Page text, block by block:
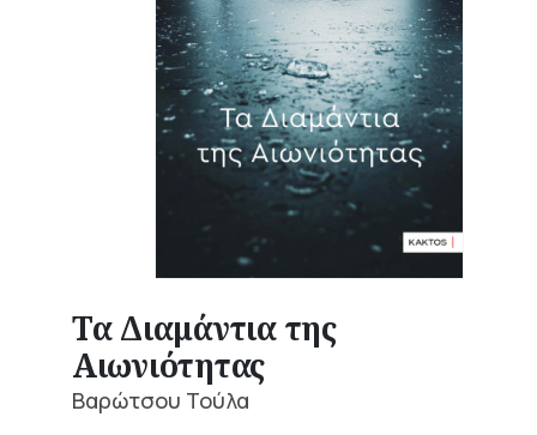
Τα Διαμάντια της
Αιωνιότητας
Βαρώτσου Τούλα